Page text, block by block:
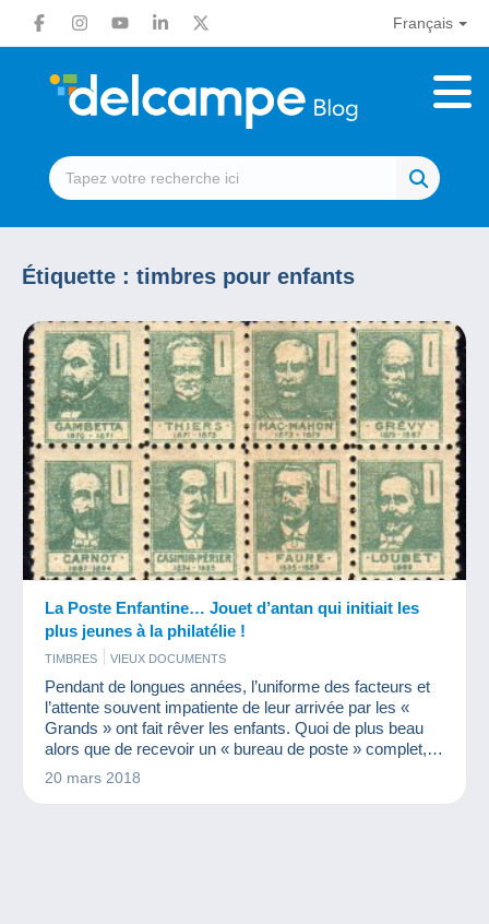
Français
Étiquette : timbres pour enfants
La Poste Enfantine… Jouet d’antan qui initiait les
plus jeunes à la philatélie !
TIMBRES VIEUX DOCUMENTS
Pendant de longues années, l’uniforme des facteurs et
l’attente souvent impatiente de leur arrivée par les «
Grands » ont fait rêver les enfants. Quoi de plus beau
alors que de recevoir un « bureau de poste » complet,
pour envoyer à toute sa famille des nouvelles ? Quoi de
20 mars 2018